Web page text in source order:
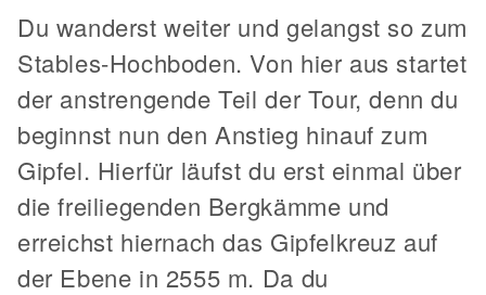
Du wanderst weiter und gelangst so zum
Stables-Hochboden. Von hier aus startet
der anstrengende Teil der Tour, denn du
beginnst nun den Anstieg hinauf zum
Gipfel. Hierfür läufst du erst einmal über
die freiliegenden Bergkämme und
erreichst hiernach das Gipfelkreuz auf
der Ebene in 2555 m. Da du